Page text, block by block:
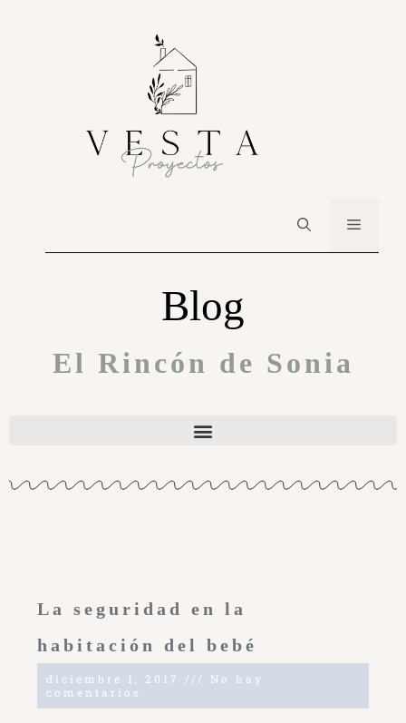
Blog
El Rincón de Sonia
La seguridad en la
habitación del bebé
diciembre 1, 2017
No hay
comentarios